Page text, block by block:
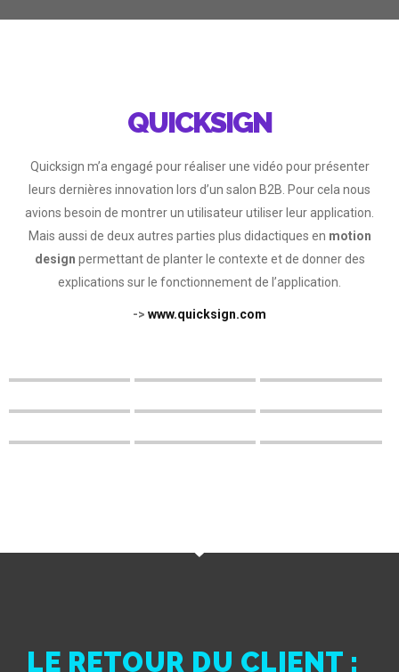
QUICKSIGN
Quicksign m’a engagé pour réaliser une vidéo pour présenter
leurs dernières innovation lors d’un salon B2B. Pour cela nous
avions besoin de montrer un utilisateur utiliser leur application.
Mais aussi de deux autres parties plus didactiques en motion
design permettant de planter le contexte et de donner des
explications sur le fonctionnement de l’application.
-> www.quicksign.com
LE RETOUR DU CLIENT :